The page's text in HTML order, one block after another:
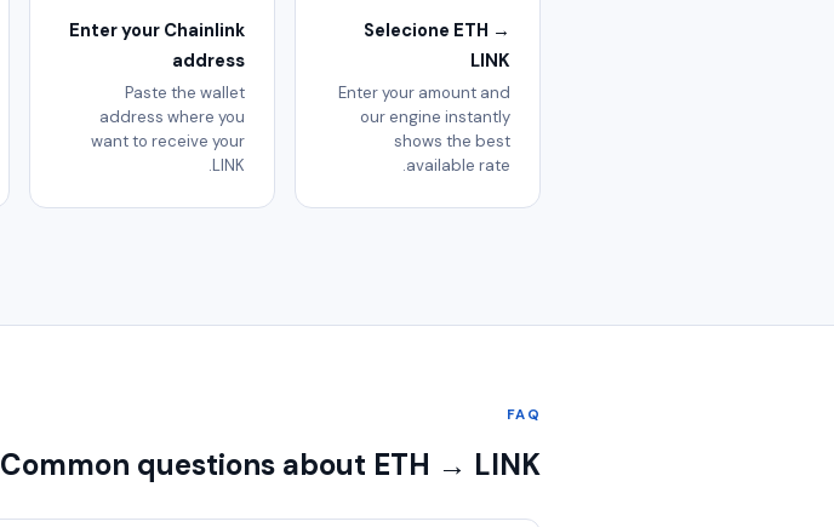
Selecione ETH →
LINK
Enter your amount and
our engine instantly
shows the best
available rate.
Enter your Chainlink
address
Paste the wallet
address where you
want to receive your
LINK.
FAQ
Common questions about ETH → LINK